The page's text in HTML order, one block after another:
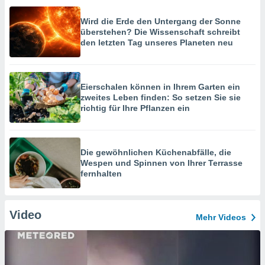
Wird die Erde den Untergang der Sonne
überstehen? Die Wissenschaft schreibt
den letzten Tag unseres Planeten neu
Eierschalen können in Ihrem Garten ein
zweites Leben finden: So setzen Sie sie
richtig für Ihre Pflanzen ein
Die gewöhnlichen Küchenabfälle, die
Wespen und Spinnen von Ihrer Terrasse
fernhalten
Video Mehr Videos